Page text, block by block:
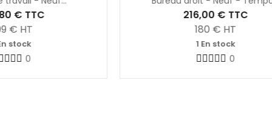
Bureau droit - Neuf - Tempo...
TTC
180€ HT